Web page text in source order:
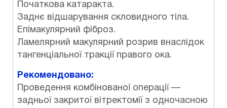
Початкова катаракта.
Заднє відшарування скловидного тіла.
Епімакулярний фіброз.
Ламелярний макулярний розрив внаслідок
тангенціальної тракції правого ока.
Рекомендовано:
Проведення комбінованої операції —
задньої закритої вітректомії з одночасною